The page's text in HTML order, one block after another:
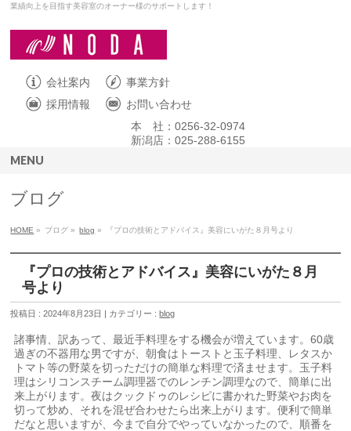
業績向上を目指す美容室のオーナー様のサポートします！
会社案内
事業方針
採用情報
お問い合わせ
本 社：0256-32-0974
新潟店：025-288-6155
MENU
ブログ
HOME » ブログ » blog » 『プロの技術とアドバイス』美容にいがた８月号より
『プロの技術とアドバイス』美容にいがた８月
号より
投稿日 : 2024年8月23日 | カテゴリー :blog
諸事情、訳あって、最近手料理をする機会が増えています。60歳
過ぎの不器用な男ですが、朝食はトーストと玉子料理、レタスか
トマト等の野菜を切っただけの簡単な料理で済ませます。玉子料
理はシリコンスチーム調理器でのレンチン調理なので、簡単に出
来上がります。夜はクックドゥのレシピに書かれた野菜やお肉を
切って炒め、それを混ぜ合わせたら出来上がります。便利で簡単
だなと思いますが、今まで自分でやっていなかったので、順番を